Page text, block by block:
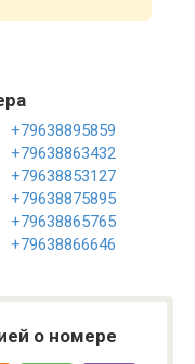
+79638895859
+79638863432
+79638853127
+79638875895
+79638865765
+79638866646
о номере